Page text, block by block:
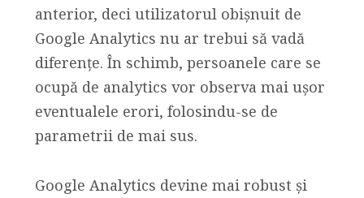
anterior, deci utilizatorul obișnuit de
Google Analytics nu ar trebui să vadă
diferențe. În schimb, persoanele care se
ocupă de analytics vor observa mai ușor
eventualele erori, folosindu-se de
parametrii de mai sus.
Google Analytics devine mai robust și